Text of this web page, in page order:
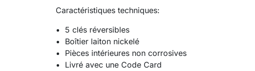
Caractéristiques techniques:
5 clés réversibles
Boîtier laiton nickelé
Pièces intérieures non corrosives
Livré avec une Code Card